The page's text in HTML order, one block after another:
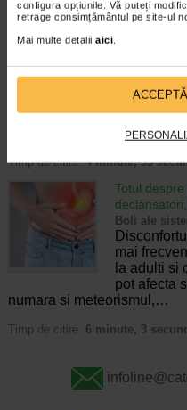
configura opțiunile. Vă puteți
retrage consimțământul pe site-ul
Mai multe detalii aici.
Senzatia de
Multi
dupa
atunci
foarte
cazuri, aceasta apare
Timp de citire:4 minute, 55
Totul
Boli ale
mai
la adulti si
pot afecta
numara si meteorismul,…
Timp de citire: 6 minute, 3